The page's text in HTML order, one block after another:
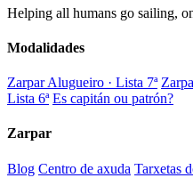
Helping all humans go sailing,
Modalidades
Zarpar Alugueiro · Lista 7ª
Lista 6ª Es capitán ou patrón?
Zarpar
Blog Centro de axuda Tarxetas